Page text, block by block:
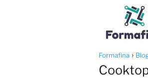
Formafina